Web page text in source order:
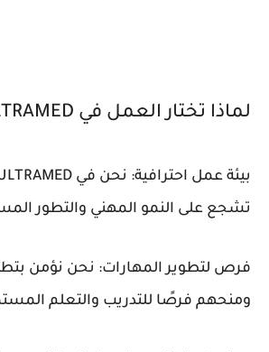
لماذا تختار العمل في ULTRAMED؟ 🤔
تشجع على النمو المهني والتطور
فرص لتطوير المهارات: نحن نؤمن
ومنحهم فرصًا للتدريب والتعلم